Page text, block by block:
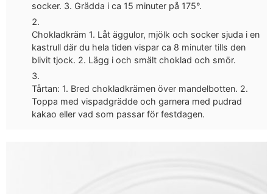
socker. 3. Grädda i ca 15 minuter på 175°.
Chokladkräm 1. Låt äggulor, mjölk och socker sjuda i en
kastrull där du hela tiden vispar ca 8 minuter tills den
blivit tjock. 2. Lägg i och smält choklad och smör.
Tårtan: 1. Bred chokladkrämen över mandelbotten. 2.
Toppa med vispadgrädde och garnera med pudrad
kakao eller vad som passar för festdagen.